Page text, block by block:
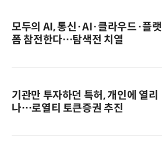
모두의 AI, 통신·AI·클라우드·플랫
폼 참전한다…탐색전 치열
기관만 투자하던 특허, 개인에 열리
나…로열티 토큰증권 추진